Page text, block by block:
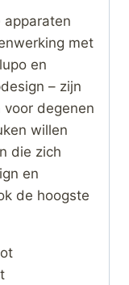
apparaten
met
en
– zijn
degenen
willen
die zich
en
de hoogste